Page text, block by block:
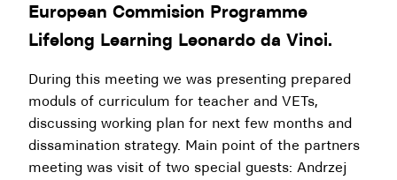
European Commision Programme
Lifelong Learning Leonardo da Vinci.
During this meeting we was presenting prepared
moduls of curriculum for teacher and VETs,
discussing working plan for next few months and
dissamination strategy. Main point of the partners
meeting was visit of two special guests: Andrzej